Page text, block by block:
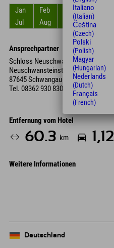
Jan
Feb Mrz Apr
Jul
Aug Sep Okt
Ansprechpartner
Schloss Neuschwanstein
Neuschwansteinstraße 20
87645 Schwangau
Tel. 08362 930 830
Entfernung vom Hotel
60.3 km 1,12
Weitere Informationen
Deutschland
Italiano
(Italian)
Čeština
(Czech)
Polski
(Polish)
Magyar
(Hungarian)
Nederlands
(Dutch)
Français
(French)